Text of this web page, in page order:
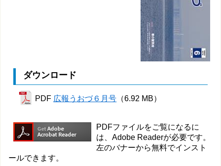
ダウンロード
PDF 広報うおづ６月号 （6.92 MB）
PDFファイルをご覧になるに
は、Adobe Readerが必要です。
左のバナーから無料でインスト
ールできます。